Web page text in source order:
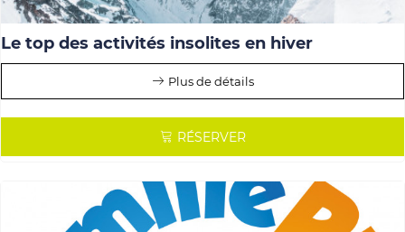
Le top des activités insolites en hiver
Plus de détails
RÉSERVER